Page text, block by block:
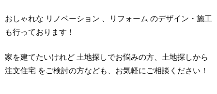
おしゃれな リノベーション 、リフォーム のデザイン・施工
も行っております！
家を建てたいけれど 土地探しでお悩みの方、土地探しから
注文住宅 をご検討の方なども、お気軽にご相談ください！